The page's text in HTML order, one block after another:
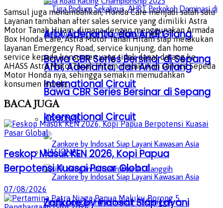
Arbi, Adenanta, dan Andi Gilang
Bawa CBR Series Bersinar di Sepang
International Circuit
NASIONAL
Zankore by Indosat Siap Layani
Arbi, Adenanta, dan Andi Gilang
Bawa CBR Series Bersinar di Sepang
International Circuit
NASIONAL
Samsul juga menambahkan, Honda Care menjadi salah satu
Layanan tambahan after sales service yang dimiliki Astra
Motor Tanah Hitam, dimana dengan menggunakan Armada
Box Honda Care, Astra Motor Tanah Hitam siap melakukan
layanan Emergency Road, service kunjung, dan home
service kepada konsumen yang tidak dapat datang ke
AHASS Astra MotorTanah Hitam melakukan service Sepeda
Motor Honda nya, sehingga semakin memudahkan
konsumen Honda.
BACAJUGA
Feskop Masuk KEN 2026, Kopi Papua
Berpotensi Kuasai Pasar Global
07/08/2026